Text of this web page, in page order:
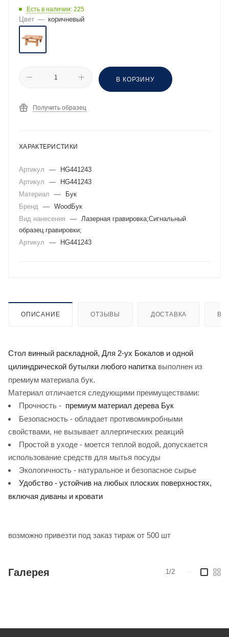
Есть в наличии: 225
Цвет — коричневый
В КОРЗИНУ
Получить образец
ХАРАКТЕРИСТИКИ
Артикул —
HG441243
Артикул
—
HG441243
Материал
—
Бук
Бренд
— WoodБук
Вид нанесения
—
Лазерная гравировка;Сигнальный
образец гравировки;
Артикул
— HG441243
ОПИСАНИЕ ОТЗЫВЫ ДОСТАВКА
Стол винный раскладной, Для 2-ух Бокалов и одной
цилиндрической бутылки любого напитка выполнен из
премиум материала бук.
Материал отличается следующими преимуществами:
Прочность - премиум материал дерева Бук
Безопасность - обладает противомикробными
свойствами, не вызывает аллергических реакций
Простой в уходе - моется теплой водой, допускается
использование средств для мытья посуды
Экологичность - натуральное и безопасное сырье
Удобство - устойчив на любых плоских поверхностях,
включая диваны и кровати
возможно привезти под заказ тираж от 500 шт
Галерея 1/2